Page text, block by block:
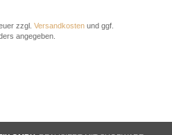
zzgl. Versandkosten und ggf.
angegeben.